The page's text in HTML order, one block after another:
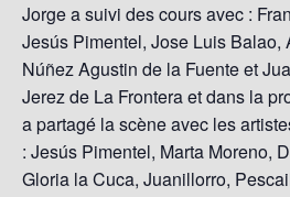
Jorge a suivi des cours avec :
Jesús Pimentel, Jose Luis Balao,
Núñez Agustin de la Fuente et
Jerez de La Frontera et dans la
a partagé la scène avec les
: Jesús Pimentel, Marta Moreno,
Gloria la Cuca, Juanillorro,